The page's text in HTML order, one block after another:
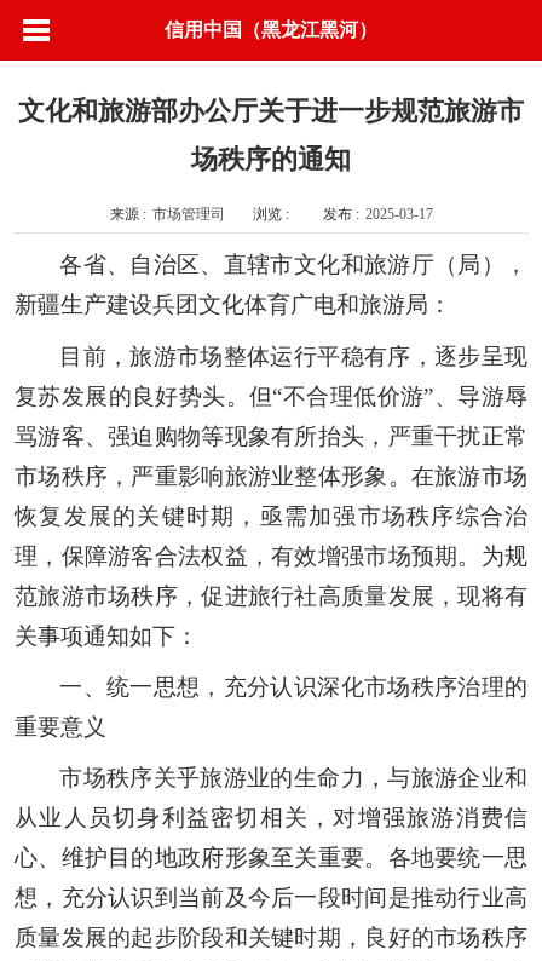
信用中国（黑龙江黑河）
文化和旅游部办公厅关于进一步规范旅游市
场秩序的通知
来源 : 市场管理司 浏览 : 发布 : 2025-03-17
各省、自治区、直辖市文化和旅游厅（局），
新疆生产建设兵团文化体育广电和旅游局：
目前，旅游市场整体运行平稳有序，逐步呈现
复苏发展的良好势头。但“不合理低价游”、导游辱
骂游客、强迫购物等现象有所抬头，严重干扰正常
市场秩序，严重影响旅游业整体形象。在旅游市场
恢复发展的关键时期，亟需加强市场秩序综合治
理，保障游客合法权益，有效增强市场预期。为规
范旅游市场秩序，促进旅行社高质量发展，现将有
关事项通知如下：
一、统一思想，充分认识深化市场秩序治理的
重要意义
市场秩序关乎旅游业的生命力，与旅游企业和
从业人员切身利益密切相关，对增强旅游消费信
心、维护目的地政府形象至关重要。各地要统一思
想，充分认识到当前及今后一段时间是推动行业高
质量发展的起步阶段和关键时期，良好的市场秩序